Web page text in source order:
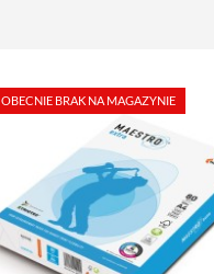
OBECNIE BRAK NA MAGAZYNIE